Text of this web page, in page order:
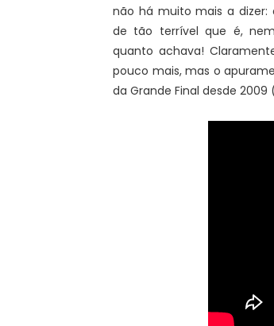
não há muito mais a dizer:
de tão terrível que é,
quanto achava!
pouco mais, mas o
da Grande Final desde